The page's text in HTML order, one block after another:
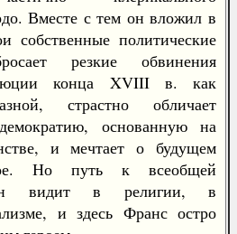
Вместе с тем он вложил в
собственные политические
резкие обвинения
конца XVIII в. как
страстно обличает
основанную на
и мечтает о будущем
Но путь к всеобщей
он видит в религии, в
и здесь Франс остро